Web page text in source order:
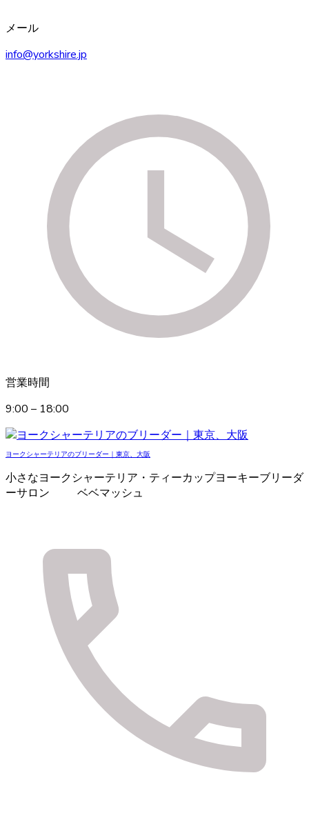
メール
info@yorkshire.jp
営業時間
9:00 – 18:00
ヨークシャーテリアのブリーダー｜東京、大阪
小さなヨークシャーテリア・ティーカップヨーキーブリーダ
ーサロン ベベマッシュ